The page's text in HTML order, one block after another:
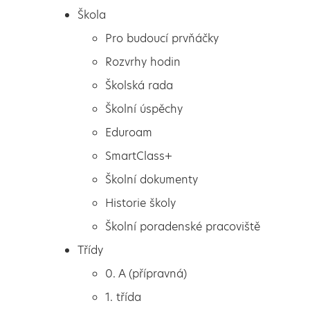
Pro budoucí prvňáčky
Rozvrhy hodin
Školská rada
Škola
Pro budoucí prvňáčky
Rozvrhy hodin
Školská rada
Školní úspěchy
Eduroam
SmartClass+
Školní dokumenty
Historie školy
Školní poradenské pracoviště
Třídy
0. A (přípravná)
1. třída
Danečkovy taneční
úspěchy